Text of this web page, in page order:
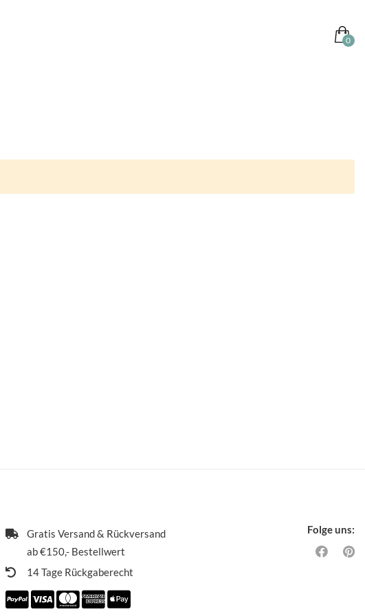
Gratis Versand & Rückversand
ab €150,- Bestellwert
14 Tage Rückgaberecht
Folge uns: